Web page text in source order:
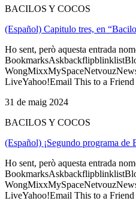
BACILOS Y COCOS
(Español) Capitulo tres, en
Ho sent, però aquesta entrada
LiveYahoo!Email This to a
31 de maig 2024
BACILOS Y COCOS
(Español) ¡Segundo programa
Ho sent, però aquesta entrada
LiveYahoo!Email This to a